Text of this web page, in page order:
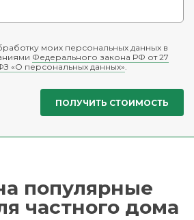
моих персональных данных в
Федерального закона РФ от 27
«О персональных данных».
популярные
частного дома